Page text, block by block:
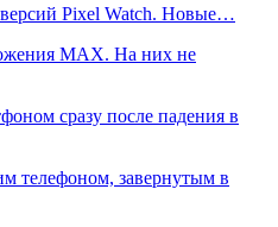
Pixel Watch. Новые…
MAX. На них не
сразу после падения в
телефоном, завернутым в